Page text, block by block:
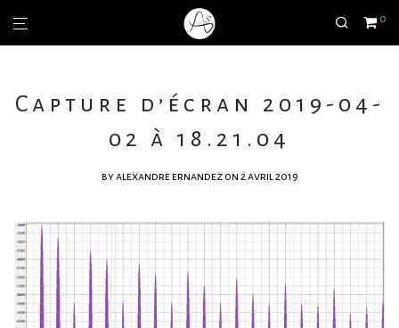
0
Capture d’écran 2019-04-
02 à 18.21.04
byalexandre ernandez on 2 avril 2019